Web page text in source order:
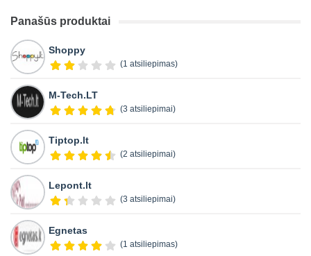
Panašūs produktai
Shoppy
(1 atsiliepimas)
M-Tech.LT
(3 atsiliepimai)
Tiptop.lt
(2 atsiliepimai)
Lepont.lt
(3 atsiliepimai)
Egnetas
(1 atsiliepimas)